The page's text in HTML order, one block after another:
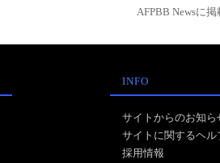
AFPBB Newsに
INFO
サイトからのお知ら
サイトに関するヘル
採用情報